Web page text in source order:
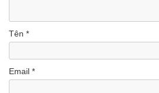
Tên *
Email *